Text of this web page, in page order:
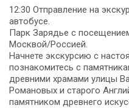
12:30 Отправление на
автобусе.
Парк Зарядье с
Москвой/Россией.
Начнете экскурсию с
познакомитесь с
древними храмами улицы
Романовых и старого
памятником древнего